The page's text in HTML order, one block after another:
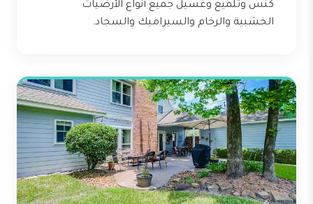
كنس وتلميع وغسيل جميع أنواع الأرضيات
الخشبية والرخام والسيراميك والسجاد.